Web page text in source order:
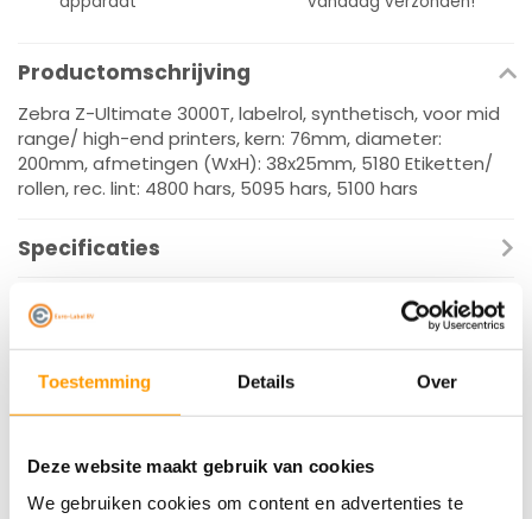
Toestemming Details Over
Deze website maakt gebruik van cookies
We gebruiken cookies om content en advertenties te
Productomschrijving
Zebra Z-Ultimate 3000T, labelrol, synthetisch, voor mid
range/ high-end printers, kern: 76mm, diameter:
200mm, afmetingen (WxH): 38x25mm, 5180 Etiketten/
rollen, rec. lint: 4800 hars, 5095 hars, 5100 hars
Specificaties
Reviews